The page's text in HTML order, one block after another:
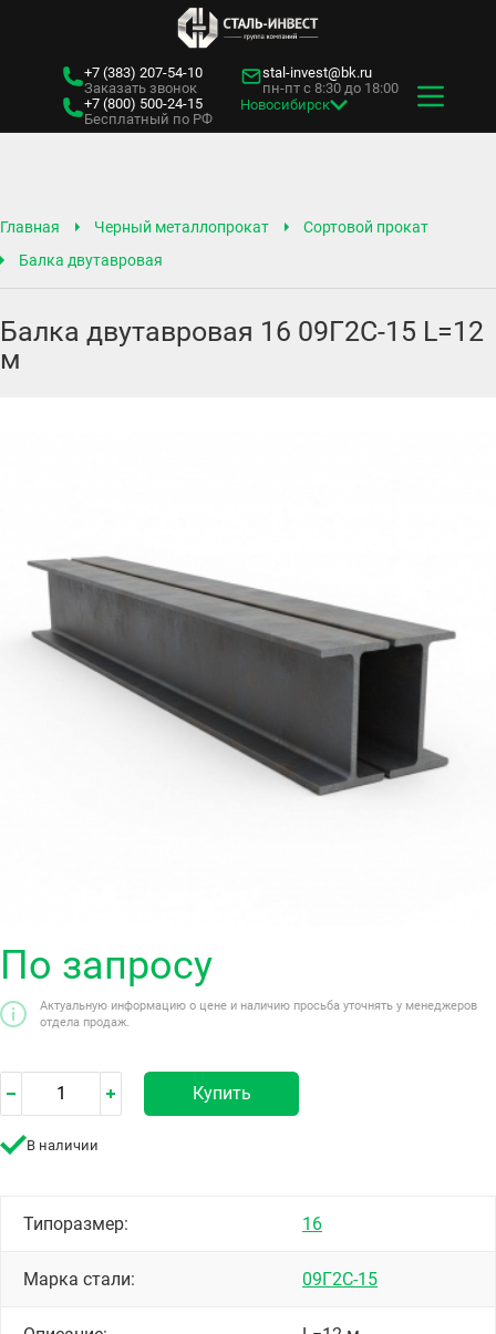
+7 (383) 207-54-10
Заказать звонок
+7 (800) 500-24-15
Бесплатный по РФ
stal-invest@bk.ru
пн-пт с 8:30 до 18:00
Новосибирск
Главная Черный металлопрокат
Сортовой прокат
Балка двутавровая
Балка двутавровая 16 09Г2С-15 L=12
м
По запросу
Актуальную информацию о цене и наличию просьба уточнять у менеджеров
отдела продаж.
Купить
В наличии
Типоразмер: 16
Марка стали: 09Г2С-15